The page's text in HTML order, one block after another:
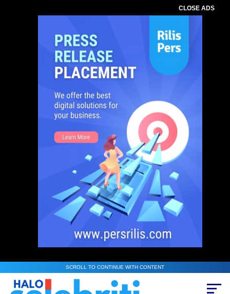
CLOSE ADS
SCROLL TO CONTINUE WITH CONTENT